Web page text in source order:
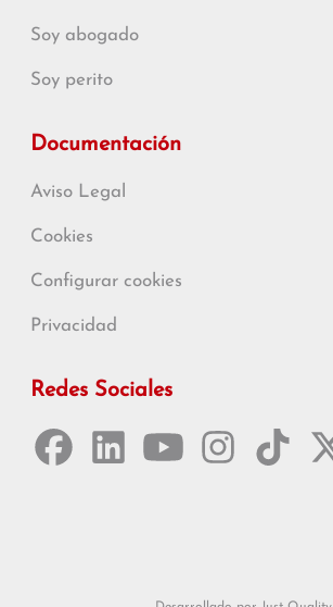
Soy abogado
Soy perito
Documentación
Aviso Legal
Cookies
Configurar cookies
Privacidad
Redes Sociales